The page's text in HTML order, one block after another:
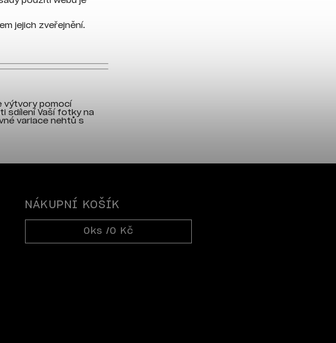
jejich zveřejnění.
výtvory pomocí
sdílení Vaší fotky na
variace nehtů s
NÁKUPNÍ KOŠÍK
0 ks /0 Kč